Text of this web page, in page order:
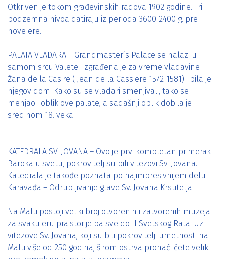
Otkriven je tokom građevinskih radova 1902 godine. Tri
podzemna nivoa datiraju iz perioda 3600-2400 g. pre
nove ere.
PALATA VLADARA – Grandmaster’s Palace se nalazi u
samom srcu Valete. Izgrađena je za vreme vladavine
Žana de la Casire ( Jean de la Cassiere 1572-1581) i bila je
njegov dom. Kako su se vladari smenjivali, tako se
menjao i oblik ove palate, a sadašnji oblik dobila je
sredinom 18. veka.
KATEDRALA SV. JOVANA – Ovo je prvi kompletan primerak
Baroka u svetu, pokrovitelj su bili vitezovi Sv. Jovana.
Katedrala je takođe poznata po najimpresivnijem delu
Karavađa – Odrubljivanje glave Sv. Jovana Krstitelja.
Na Malti postoji veliki broj otvorenih i zatvorenih muzeja
za svaku eru praistorije pa sve do II Svetskog Rata. Uz
vitezove Sv. Jovana, koji su bili pokrovitelji umetnosti na
Malti više od 250 godina, širom ostrva pronaći ćete veliki